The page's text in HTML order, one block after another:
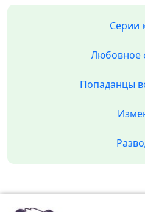
Серии
Любовное
Попаданцы